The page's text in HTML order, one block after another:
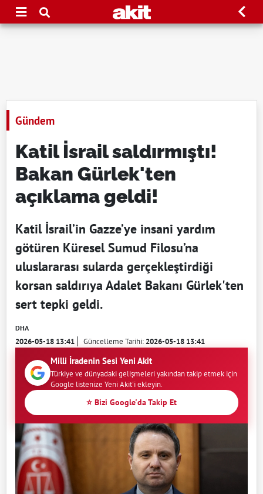
Gündem
Katil İsrail saldırmıştı!
Bakan Gürlek'ten
açıklama geldi!
Katil İsrail’in Gazze’ye insani yardım
götüren Küresel Sumud Filosu’na
uluslararası sularda gerçekleştirdiği
korsan saldırıya Adalet Bakanı Gürlek'ten
sert tepki geldi.
DHA
2026-05-18 13:41 Güncelleme Tarihi:2026-05-18 13:41
Milli İradenin Sesi Yeni Akit
Türkiye ve dünyadaki gelişmeleri yakından takip etmek için
Google listenize Yeni Akit'i ekleyin.
⭐ Bizi Google'da Takip Et